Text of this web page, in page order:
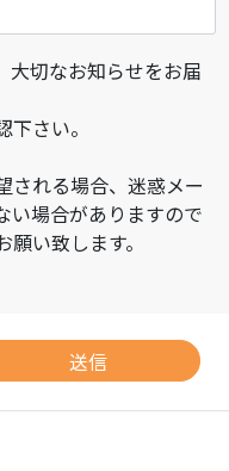
大切なお知らせをお届
さい。
される場合、迷惑メー
い場合がありますので
い致します。